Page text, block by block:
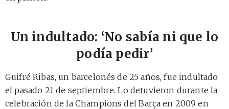
Un indultado: ‘No sabía ni que lo
podía pedir’
Guifré Ribas, un barcelonés de 25 años, fue indultado
el pasado 21 de septiembre. Lo detuvieron durante la
celebración de la Champions del Barça en 2009 en